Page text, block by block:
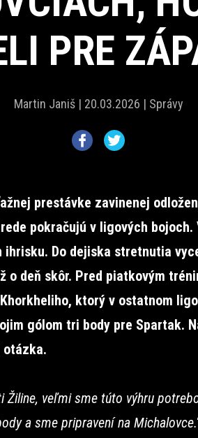
PRE
Martin Janiš | 20.03.2026 | Správy
prestávke zavinenej
pokračujú v ligových bojoch.
ihrisku. Do dejiska stretnutia
o deň skôr. Pred piatkovým
ktorý v ostatnom
gólom tri body pre Spartak.
otázka.
Žiline, veľmi sme túto výhru
a sme pripravení na